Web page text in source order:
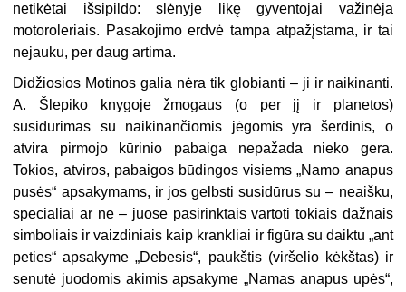
netikėtai išsipildo: slėnyje likę gyventojai važinėja
motoroleriais. Pasakojimo erdvė tampa atpažįstama, ir tai
nejauku, per daug artima.
Didžiosios Motinos galia nėra tik globianti – ji ir naikinanti.
A.
Šlepiko knygoje žmogaus (o per jį ir planetos)
susidūrimas su naikinančiomis jėgomis yra šerdinis, o
atvira pirmojo kūrinio pabaiga nepažada nieko gera.
Tokios, atviros, pabaigos būdingos visiems „Namo anapus
pusės“ apsakymams, ir jos gelbsti susidūrus su – neaišku,
specialiai ar ne – juose pasirinktais vartoti tokiais dažnais
simboliais ir vaizdiniais kaip krankliai ir figūra su daiktu „ant
peties“ apsakyme „Debesis“, paukštis (viršelio kėkštas) ir
senutė juodomis akimis apsakyme „Namas anapus upės“,